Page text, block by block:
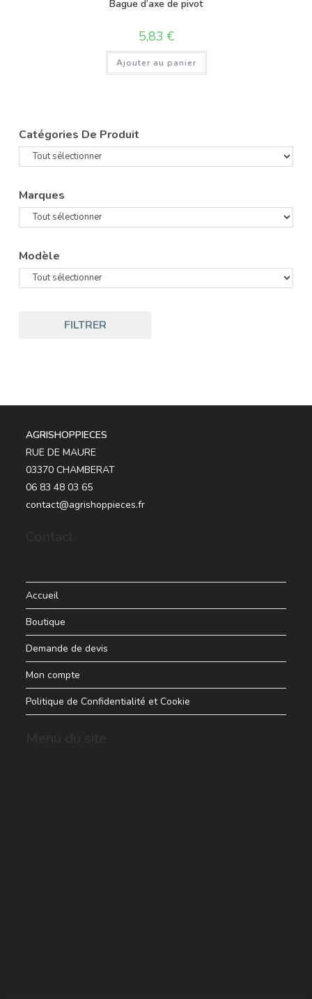
Bague d’axe de pivot
5,83 €
Ajouter au panier
Catégories De Produit
Marques
Modèle
FILTRER
AGRISHOPPIECES
RUE DE MAURE
03370 CHAMBERAT
06 83 48 03 65
contact@agrishoppieces.fr
Accueil
Boutique
Demande de devis
Mon compte
Politique de Confidentialité et Cookie